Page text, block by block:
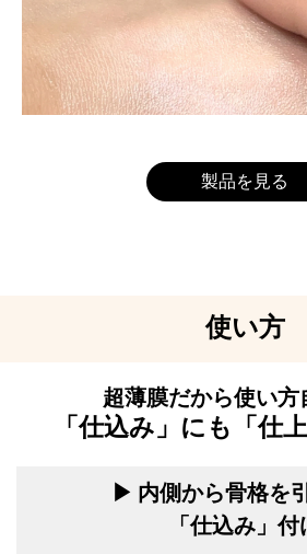
製品を見る
使い方
超薄膜だから使い方
「仕込み」にも「仕
▶ 内側から骨格を
「仕込み」付